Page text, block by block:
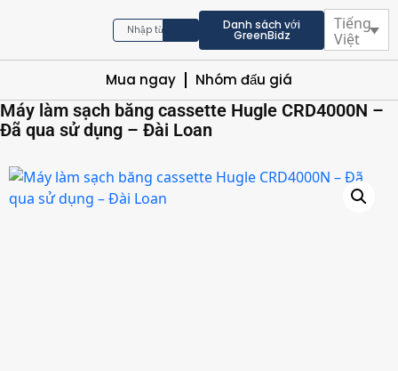
Danh sách với
GreenBidz
Tiếng
Việt
Mua ngay Nhóm đấu giá
Máy làm sạch băng cassette Hugle CRD4000N –
Đã qua sử dụng – Đài Loan